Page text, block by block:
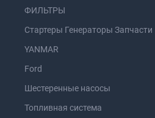
ФИЛЬТРЫ
Стартеры Генераторы Запчасти
YANMAR
Ford
Шестеренные насосы
Топливная система